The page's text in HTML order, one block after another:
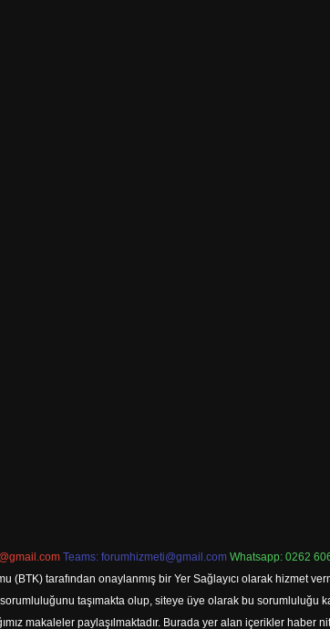
Teams: forumhizmeti@gmail.com Whatsapp: 0262
(BTK) tarafından onaylanmış bir Yer Sağlayıcı olarak hizmet
taşımakta olup, siteye üye olarak bu sorumluluğu
makaleler paylaşılmaktadır. Burada yer alan içerikler